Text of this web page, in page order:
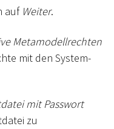
auf Weiter.
Metamodellrechten
mit den System-
mit Passwort
zu